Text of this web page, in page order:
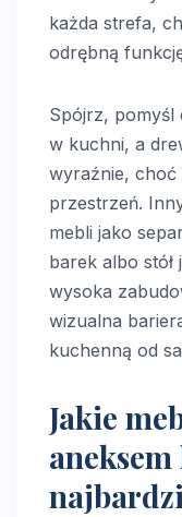
każda strefa,
odrębną
Spójrz, pomyśl
w kuchni, a
wyraźnie, choć
przestrzeń.
mebli jako
barek albo stół
wysoka
wizualna
kuchenną od
Jakie